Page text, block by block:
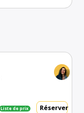
Liste de prix Réserver